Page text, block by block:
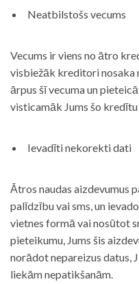
Neatbilstošs vecums
Vecums ir viens no ātro
visbiežāk kreditori nosaka
ārpus šī vecuma un
visticamāk Jums šo
Ievadīti nekorekti dati
Ātros naudas aizdevumus
palīdzību vai sms, un
vietnes formā vai nosūtot
pieteikumu, Jums šis
norādot nepareizus datus,
liekām nepatikšanām.